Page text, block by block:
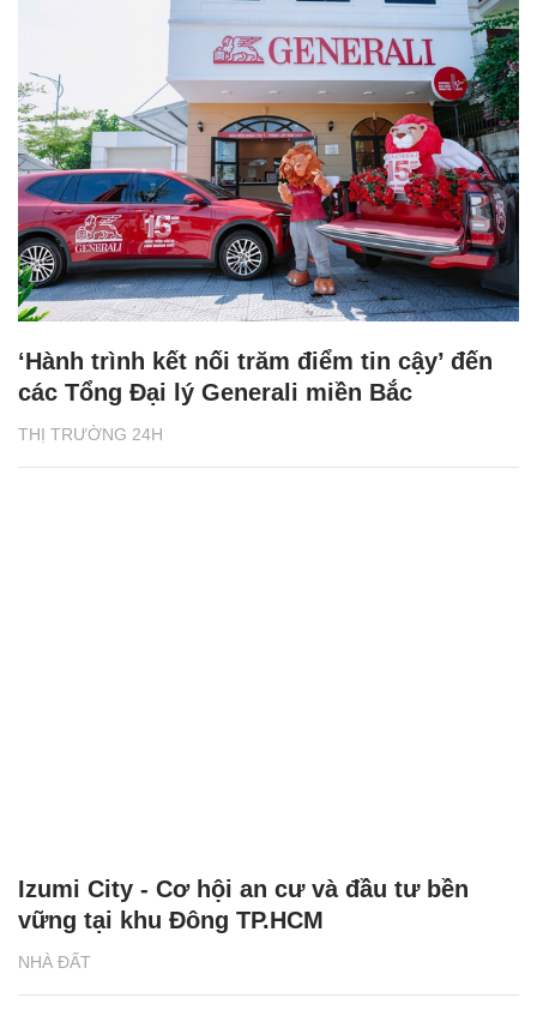
THỊ TRƯỜNG 24H
‘Hành trình kết nối trăm điểm tin cậy’ đến
các Tổng Đại lý Generali miền Bắc
NHÀ ĐẤT
Izumi City - Cơ hội an cư và đầu tư bền
vững tại khu Đông TP.HCM